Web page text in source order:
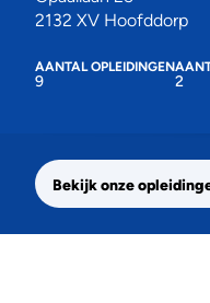
2132 XV Hoofddorp
AANTAL OPLEIDINGEN
9 2
Bekijk onze